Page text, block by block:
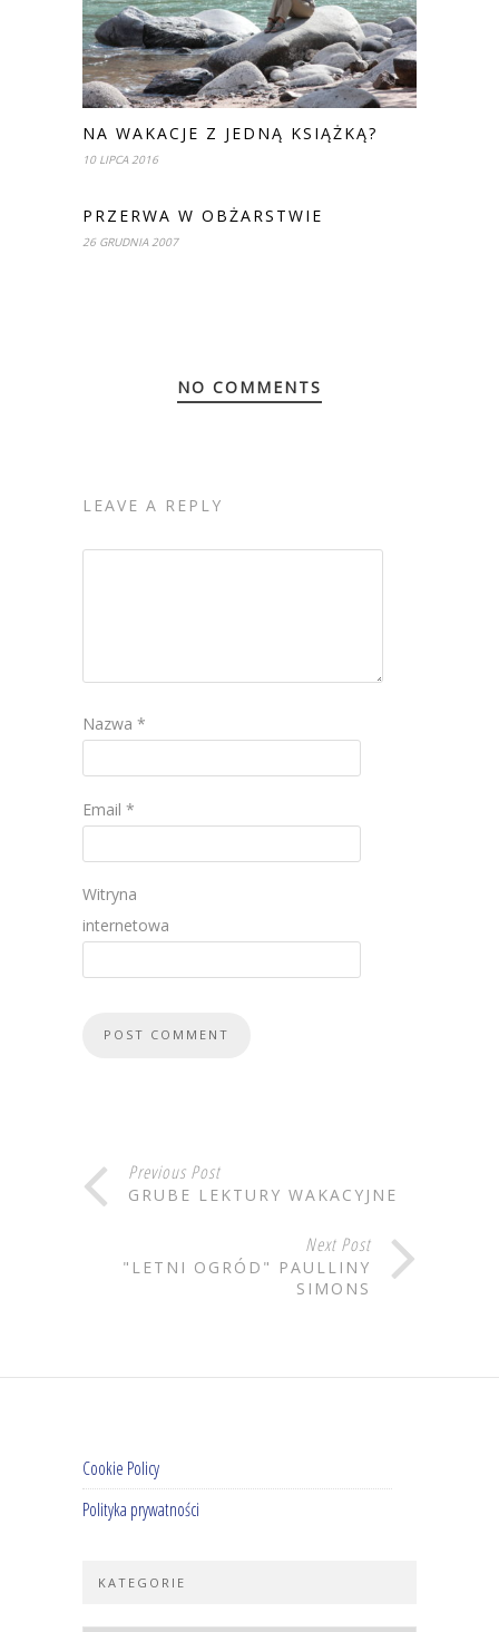
NA WAKACJE Z JEDNĄ KSIĄŻKĄ?
10 LIPCA 2016
PRZERWA W OBŻARSTWIE
26 GRUDNIA 2007
NO COMMENTS
LEAVE A REPLY
Nazwa *
Email *
Witryna
internetowa
Previous Post
GRUBE LEKTURY WAKACYJNE
Next Post
"LETNI OGRÓD" PAULLINY
SIMONS
Cookie Policy
Polityka prywatności
KATEGORIE